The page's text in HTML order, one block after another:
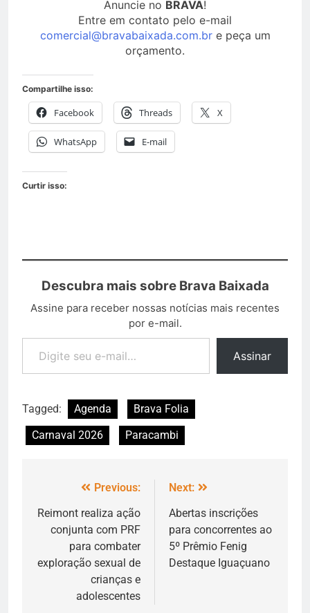
Anuncie no BRAVA!
Entre em contato pelo e-mail
comercial@bravabaixada.com.bre peça um
orçamento.
Compartilhe isso:
Facebook Threads X
WhatsApp E-mail
Curtir isso:
Descubra mais sobre Brava Baixada
Assine para receber nossas notícias mais recentes
por e-mail.
Assinar
Tagged: Agenda
Brava Folia
Carnaval 2026
Paracambi
Previous:
Reimont realiza ação
conjunta com PRF
para combater
exploração sexual de
crianças e
adolescentes
Next:
Abertas inscrições
para concorrentes ao
5º Prêmio Fenig
Destaque Iguaçuano